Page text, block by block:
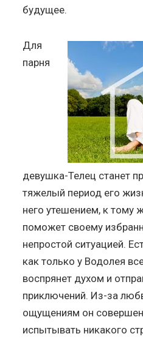
будущее.
Для
парня
девушка-Телец станет
тяжелый период его
него утешением, к тому
поможет своему
непростой ситуацией.
как только у Водолея
воспрянет духом и
приключений. Из-за
ощущениям он
испытывать никакого